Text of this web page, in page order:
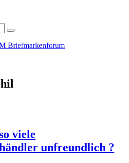
Briefmarkenforum
viele
unfreundlich ?